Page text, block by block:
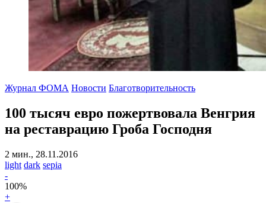
Журнал ФОМА Новости Благотворительность
100 тысяч евро пожертвовала Венгрия
на реставрацию Гроба Господня
2 мин., 28.11.2016
light dark sepia
-
100%
+